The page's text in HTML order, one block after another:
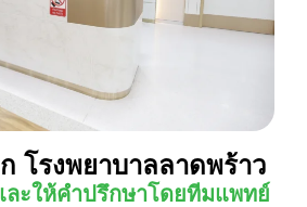
โรงพยาบาลลาดพร้าว
ละให้คำปรึกษาโดยทีมแพทย์